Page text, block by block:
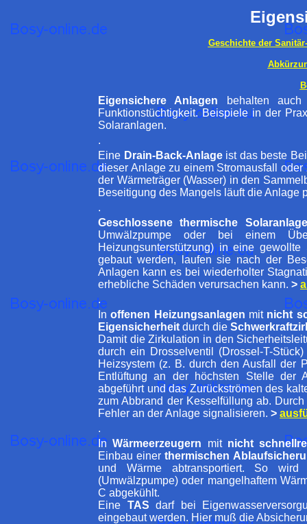
Geschichte der
Eigensichere Anlagen behalten
Funktionstüchtigkeit. Beispiele in der
Solaranlagen.
.
Eine Drain-Back-Anlageist das beste
dieser Anlage zu einem Stromausfall
der Wärmeträger (Wasser) in den
Beseitigung des Mangels läuft die Anlage
.
Geschlossene thermische
Umwälzpumpe oder bei einem
Heizungsunterstützung) in eine
gebaut werden, laufen sie nach der
Anlagen kann es bei wiederholter
erhebliche Schäden verursachen kann. >
.
Inoffenen Heizungsanlagen mit nicht
Eigensicherheit durch die
Damit die Zirkulation in den
durch ein Drosselventil (Drossel-T-
Heizsystem (z. B. durch den Ausfall der
Entlüftung an der höchsten Stelle der
abgeführt und das Zurückströmen des
zum Abbrand der Kesselfüllung ab.
Fehler an der Anlage signalisieren. >
.
InWärmeerzeugern mit nicht
Einbau einerthermischen
und Wärme abtransportiert. So
(Umwälzpumpe) oder mangelhaftem
C abgekühlt.
Eine TAS darf bei
eingebaut werden. Hier muß die